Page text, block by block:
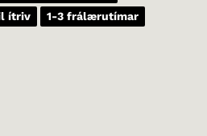
ítriv
1-3 frálærutímar